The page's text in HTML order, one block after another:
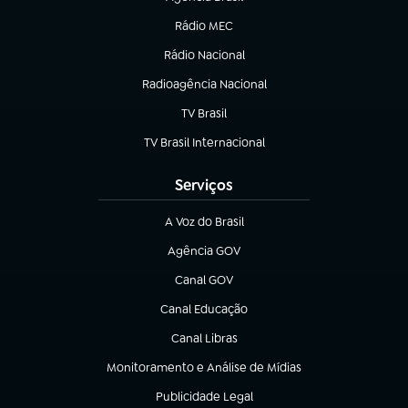
Rádio MEC
(abre em nova aba)
Rádio Nacional
Radioagência Nacional
(abre em nova aba)
TV Brasil
(abre em nova aba)
TV Brasil Internacional
(abre em nova aba)
Serviços
A Voz do Brasil
(abre em nova aba)
Agência GOV
(abre em nova aba)
Canal GOV
(abre em nova aba)
Canal Educação
(abre em nova aba)
Canal Libras
(abre em nova aba)
Monitoramento e Análise de Mídias
(abre em nova aba)
Publicidade Legal
(abre em nova aba)